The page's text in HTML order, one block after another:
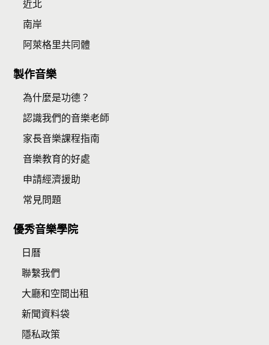
近北
南岸
阿萊格里共同體
製作音樂
為什麼是功德？
認識我們的音樂老師
家長音樂課程指南
音樂教育的好處
申請經濟援助
常見問題
優秀音樂學院
日曆
聯繫我們
大廳和空間出租
新聞資料袋
隱私政策